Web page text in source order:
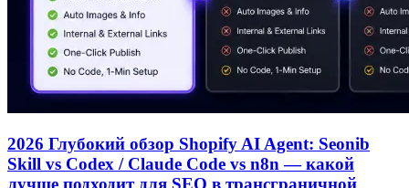
2026 Глубокий обзор Shopify AI Agent: Seonib
Skill vs Codex / Claude Code vs n8n — какой
лучше подходит для SEO в трансграничной